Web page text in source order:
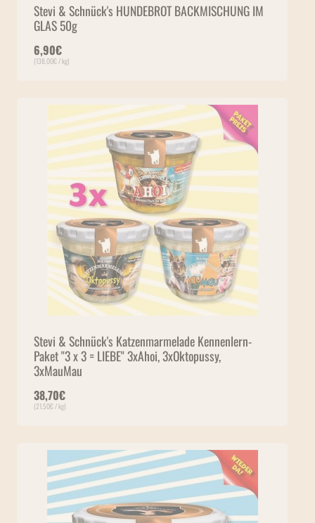
Stevi & Schnück's HUNDEBROT BACKMISCHUNG IM
GLAS 50g
6,90€
(138,00€ / kg)
Stevi & Schnück's Katzenmarmelade Kennenlern-
Paket "3 x 3 = LIEBE" 3xAhoi, 3xOktopussy,
3xMauMau
38,70€
(21,50€ / kg)